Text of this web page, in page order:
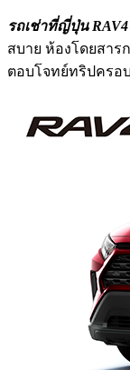
รถเช่าที่ญี่ปุ่น RAV4
สบาย ห้องโดยสาร
ตอบโจทย์ทริปครอ